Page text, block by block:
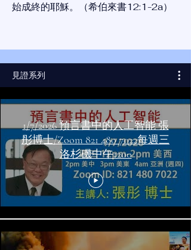
始成終的耶穌。（希伯來書12:1-2a）
見證系列
1/7/2026 預言書中的人工智能 張
彤博士/Zoom 821 480 7022每週三
洛杉磯中午1200